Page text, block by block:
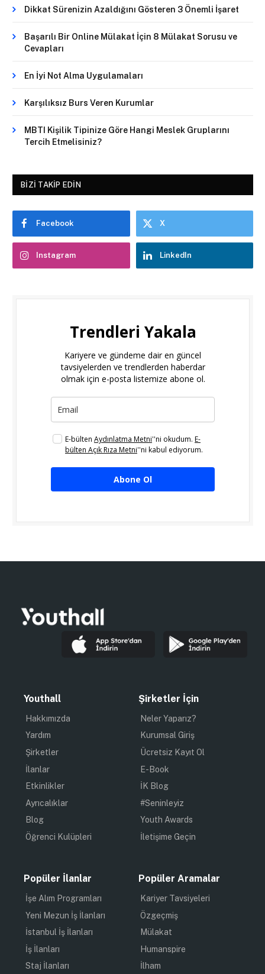
Dikkat Sürenizin Azaldığını Gösteren 3 Önemli İşaret
Başarılı Bir Online Mülakat İçin 8 Mülakat Sorusu ve
Cevapları
En İyi Not Alma Uygulamaları
Karşılıksız Burs Veren Kurumlar
MBTI Kişilik Tipinize Göre Hangi Meslek Gruplarını
Tercih Etmelisiniz?
BIZI TAKIP EDIN
Facebook X
Instagram LinkedIn
Trendleri Yakala
Kariyere ve gündeme dair en güncel
tavsiyelerden ve trendlerden haberdar
olmak için e-posta listemize abone ol.
E-bülten Aydınlatma Metni''ni okudum. E-
bülten Açık Rıza Metni''ni kabul ediyorum.
Abone Ol
Youthall
Hakkımızda
Yardım
Şirketler
İlanlar
Etkinlikler
Ayrıcalıklar
Blog
Öğrenci Kulüpleri
Şirketler İçin
Neler Yaparız?
Kurumsal Giriş
Ücretsiz Kayıt Ol
E-Book
İK Blog
#Seninleyiz
Youth Awards
İletişime Geçin
Popüler İlanlar
İşe Alım Programları
Yeni Mezun İş İlanları
İstanbul İş İlanları
İş İlanları
Staj İlanları
Popüler Aramalar
Kariyer Tavsiyeleri
Özgeçmiş
Mülakat
Humanspire
İlham